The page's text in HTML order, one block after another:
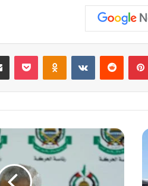
بينتيريست ‏Reddit
‏VKontakte
Odnoklassniki
‫Pocket
ه
ن
ي